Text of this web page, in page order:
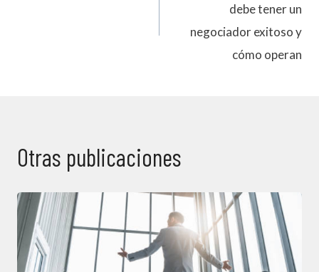
debe tener un
negociador exitoso y
cómo operan
Otras publicaciones